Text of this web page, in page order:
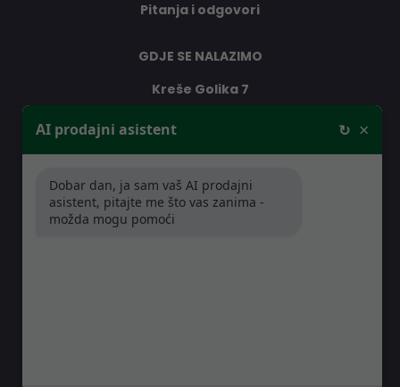
Pitanja i odgovori
GDJE SE NALAZIMO
Kreše Golika 7
RADNO VRIJEME
Pon-Čet: 08:30 - 16:30h
AI prodajni asistent ↻ ×
Dobar dan, ja sam vaš AI prodajni
asistent, pitajte me što vas zanima -
možda mogu pomoći